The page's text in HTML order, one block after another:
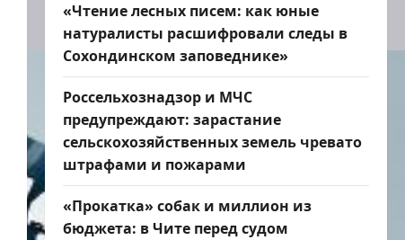
«Чтение лесных писем: как юные
натуралисты расшифровали следы в
Сохондинском заповеднике»
Россельхознадзор и МЧС
предупреждают: зарастание
сельскохозяйственных земель чревато
штрафами и пожарами
«Прокатка» собак и миллион из
бюджета: в Чите перед судом